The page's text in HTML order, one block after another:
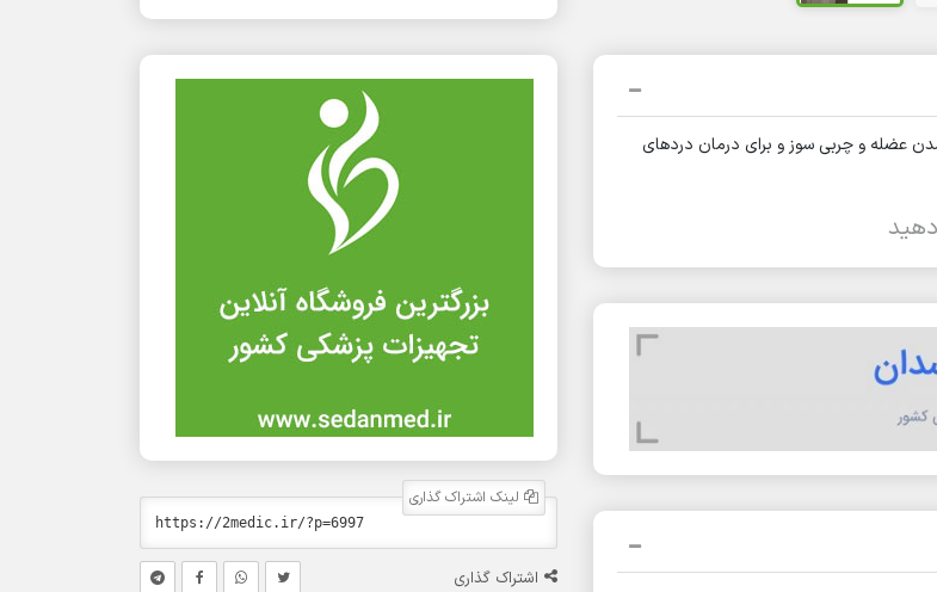
عضله و چربی سوز و برای درمان دردهای
دهید
لینک اشتراک گذاری
اشتراک گذاری